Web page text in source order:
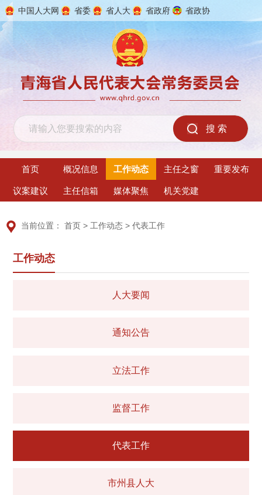
中国人大网 省委 省人大 省政府 省政协
首页 概况信息 工作动态 主任之窗 重要发布
议案建议 主任信箱 媒体聚焦 机关党建
当前位置：首页 >工作动态 >代表工作
工作动态
人大要闻
通知公告
立法工作
监督工作
代表工作
市州县人大